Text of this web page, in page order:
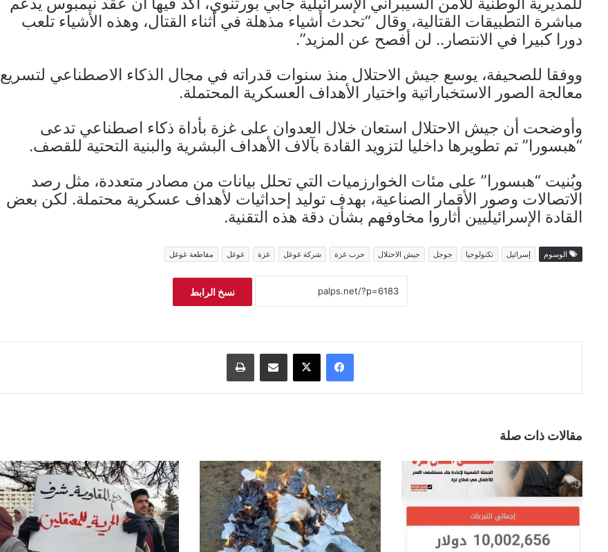
مباشرة التطبيقات القتالية، وقال “تحدث أشياء مذهلة في أثناء القتال، وهذه الأشياء تلعب
دورا كبيرا في الانتصار.. لن أفصح عن المزيد”.
ووفقا للصحيفة، يوسع جيش الاحتلال منذ سنوات قدراته في مجال الذكاء الاصطناعي لتسريع
معالجة الصور الاستخباراتية واختيار الأهداف العسكرية المحتملة.
وأوضحت أن جيش الاحتلال استعان خلال العدوان على غزة بأداة ذكاء اصطناعي تدعى
“هبسورا” تم تطويرها داخليا لتزويد القادة بآلاف الأهداف البشرية والبنية التحتية للقصف.
وبُنيت “هبسورا” على مئات الخوارزميات التي تحلل بيانات من مصادر متعددة، مثل رصد
الاتصالات وصور الأقمار الصناعية، بهدف توليد إحداثيات لأهداف عسكرية محتملة. لكن بعض
القادة الإسرائيليين أثاروا مخاوفهم بشأن دقة هذه التقنية.
الوسوم إسرائيل تكنولوجيا جوجل جيش الاحتلال حرب غزة شركة غوغل غزة غوغل مقاطعة غوغل
نسخ الرابط
فيسبوك ‫X مشاركة عبر البريد طباعة
مقالات ذات صلة